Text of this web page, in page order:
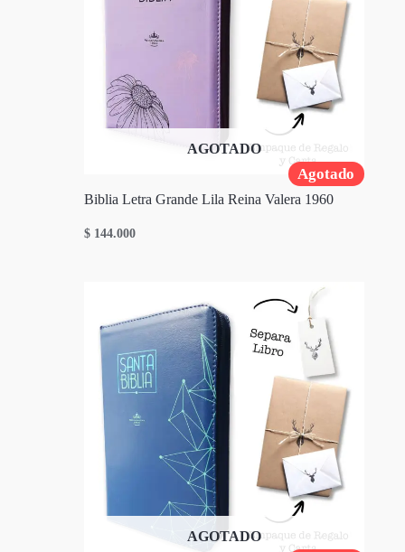
Agotado
AGOTADO
Biblia Letra Grande Lila Reina Valera 1960
$ 144.000
AGOTADO